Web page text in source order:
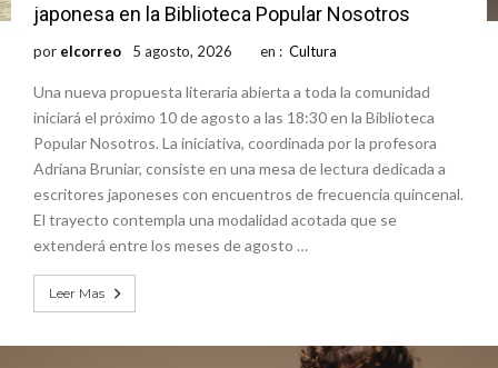
japonesa en la Biblioteca Popular Nosotros
por elcorreo 5 agosto, 2026 en : Cultura
Una nueva propuesta literaria abierta a toda la comunidad
iniciará el próximo 10 de agosto a las 18:30 en la Biblioteca
Popular Nosotros. La iniciativa, coordinada por la profesora
Adriana Bruniar, consiste en una mesa de lectura dedicada a
escritores japoneses con encuentros de frecuencia quincenal.
El trayecto contempla una modalidad acotada que se
extenderá entre los meses de agosto …
Leer Mas